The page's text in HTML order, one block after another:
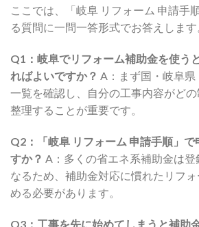
ここでは、「岐阜 リフォーム 申請手
る質問に一問一答形式でお答えします
Q1：岐阜でリフォーム補助金を使う
ればよいですか？ A：まず国・岐阜
一覧を確認し、自分の工事内容がど
整理することが重要です。
Q2：「岐阜 リフォーム 申請手順」で
すか？ A：多くの省エネ系補助金は登
なるため、補助金対応に慣れたリフ
める必要があります。
Q3：工事を先に始めてしまうと補助